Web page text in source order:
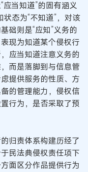
当知道”的固有涵义
状态为“不知道”，对该
础则是“应知”义务的
现为知道某个侵权行
应当知道注意义务的
而是落脚到与信息管
提供服务的性质、方
的管理能力，侵权信
行为，是否采取了预
归责体系构建历经了
民法典侵权责任项下
面区分作品提供行为